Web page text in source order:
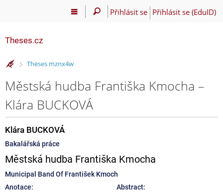
Přihlásit se Přihlásit se (EduID)
Theses.cz
>
Theses mznx4w
Městská hudba Františka Kmocha –
Klára BUCKOVÁ
Klára BUCKOVÁ
Bakalářská práce
Městská hudba Františka Kmocha
Municipal Band Of František Kmoch
Anotace:
Abstract: